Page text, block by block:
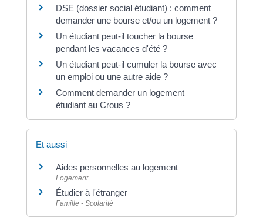
DSE (dossier social étudiant) : comment
demander une bourse et/ou un logement ?
Un étudiant peut-il toucher la bourse
pendant les vacances d'été ?
Un étudiant peut-il cumuler la bourse avec
un emploi ou une autre aide ?
Comment demander un logement
étudiant au Crous ?
Et aussi
Aides personnelles au logement
Logement
Étudier à l'étranger
Famille - Scolarité